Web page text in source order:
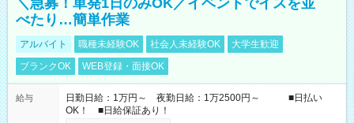
＼急募！単発1日のみOK／イベントでイスを並
べたり…簡単作業
アルバイト 職種未経験OK 社会人未経験OK
大学生歓迎
ブランクOK
WEB登録・面接OK
給与
日勤日給：1万円～ 夜勤日給：1万2500円～ ■日払い
OK！ ■日給保証あり！